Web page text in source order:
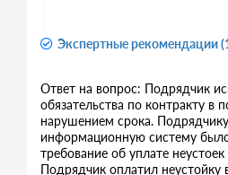
Экспертные рекомендации
Ответ на вопрос: Подрядчик
обязательства по контракту в
нарушением срока.
информационную систему
требование об уплате
Подрядчик оплатил